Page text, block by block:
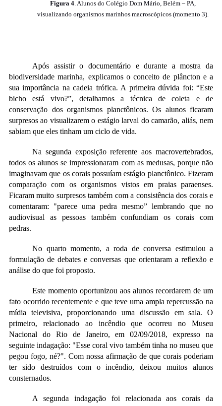
Figura 4. Alunos do Colégio Dom Mário, Belém – PA,
visualizando organismos marinhos macroscópicos (momento 3).
Após assistir o documentário e durante a mostra da
biodiversidade marinha, explicamos o conceito de plâncton e a
sua importância na cadeia trófica. A primeira dúvida foi: “Este
bicho está vivo?”, detalhamos a técnica de coleta e de
conservação dos organismos planctônicos. Os alunos ficaram
surpresos ao visualizarem o estágio larval do camarão, aliás, nem
sabiam que eles tinham um ciclo de vida.
Na segunda exposição referente aos macrovertebrados,
todos os alunos se impressionaram com as medusas, porque não
imaginavam que os corais possuíam estágio planctônico. Fizeram
comparação com os organismos vistos em praias paraenses.
Ficaram muito surpresos também com a consistência dos corais e
comentaram: "parece uma pedra mesmo” lembrando que no
audiovisual as pessoas também confundiam os corais com
pedras.
No quarto momento, a roda de conversa estimulou a
formulação de debates e conversas que orientaram a reflexão e
análise do que foi proposto.
Este momento oportunizou aos alunos recordarem de um
fato ocorrido recentemente e que teve uma ampla repercussão na
mídia televisiva, proporcionando uma discussão em sala. O
primeiro, relacionado ao incêndio que ocorreu no Museu
Nacional do Rio de Janeiro, em 02/09/2018, expresso na
seguinte indagação: "Esse coral vivo também tinha no museu que
pegou fogo, né?". Com nossa afirmação de que corais poderiam
ter sido destruídos com o incêndio, deixou muitos alunos
consternados.
A segunda indagação foi relacionada aos corais da